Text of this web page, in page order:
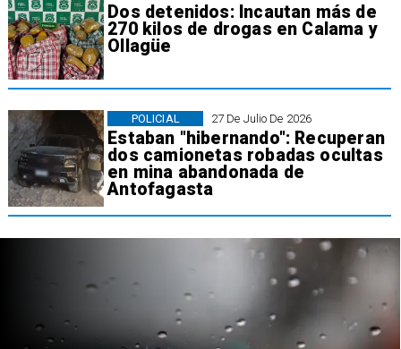
Dos detenidos: Incautan más de
270 kilos de drogas en Calama y
Ollagüe
27 De Julio De 2026
Estaban "hibernando": Recuperan
dos camionetas robadas ocultas
en mina abandonada de
Antofagasta
POLICIAL